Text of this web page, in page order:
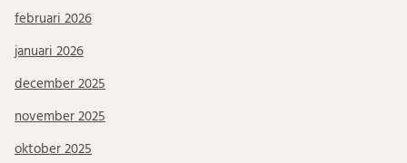
februari 2026
januari 2026
december 2025
november 2025
oktober 2025